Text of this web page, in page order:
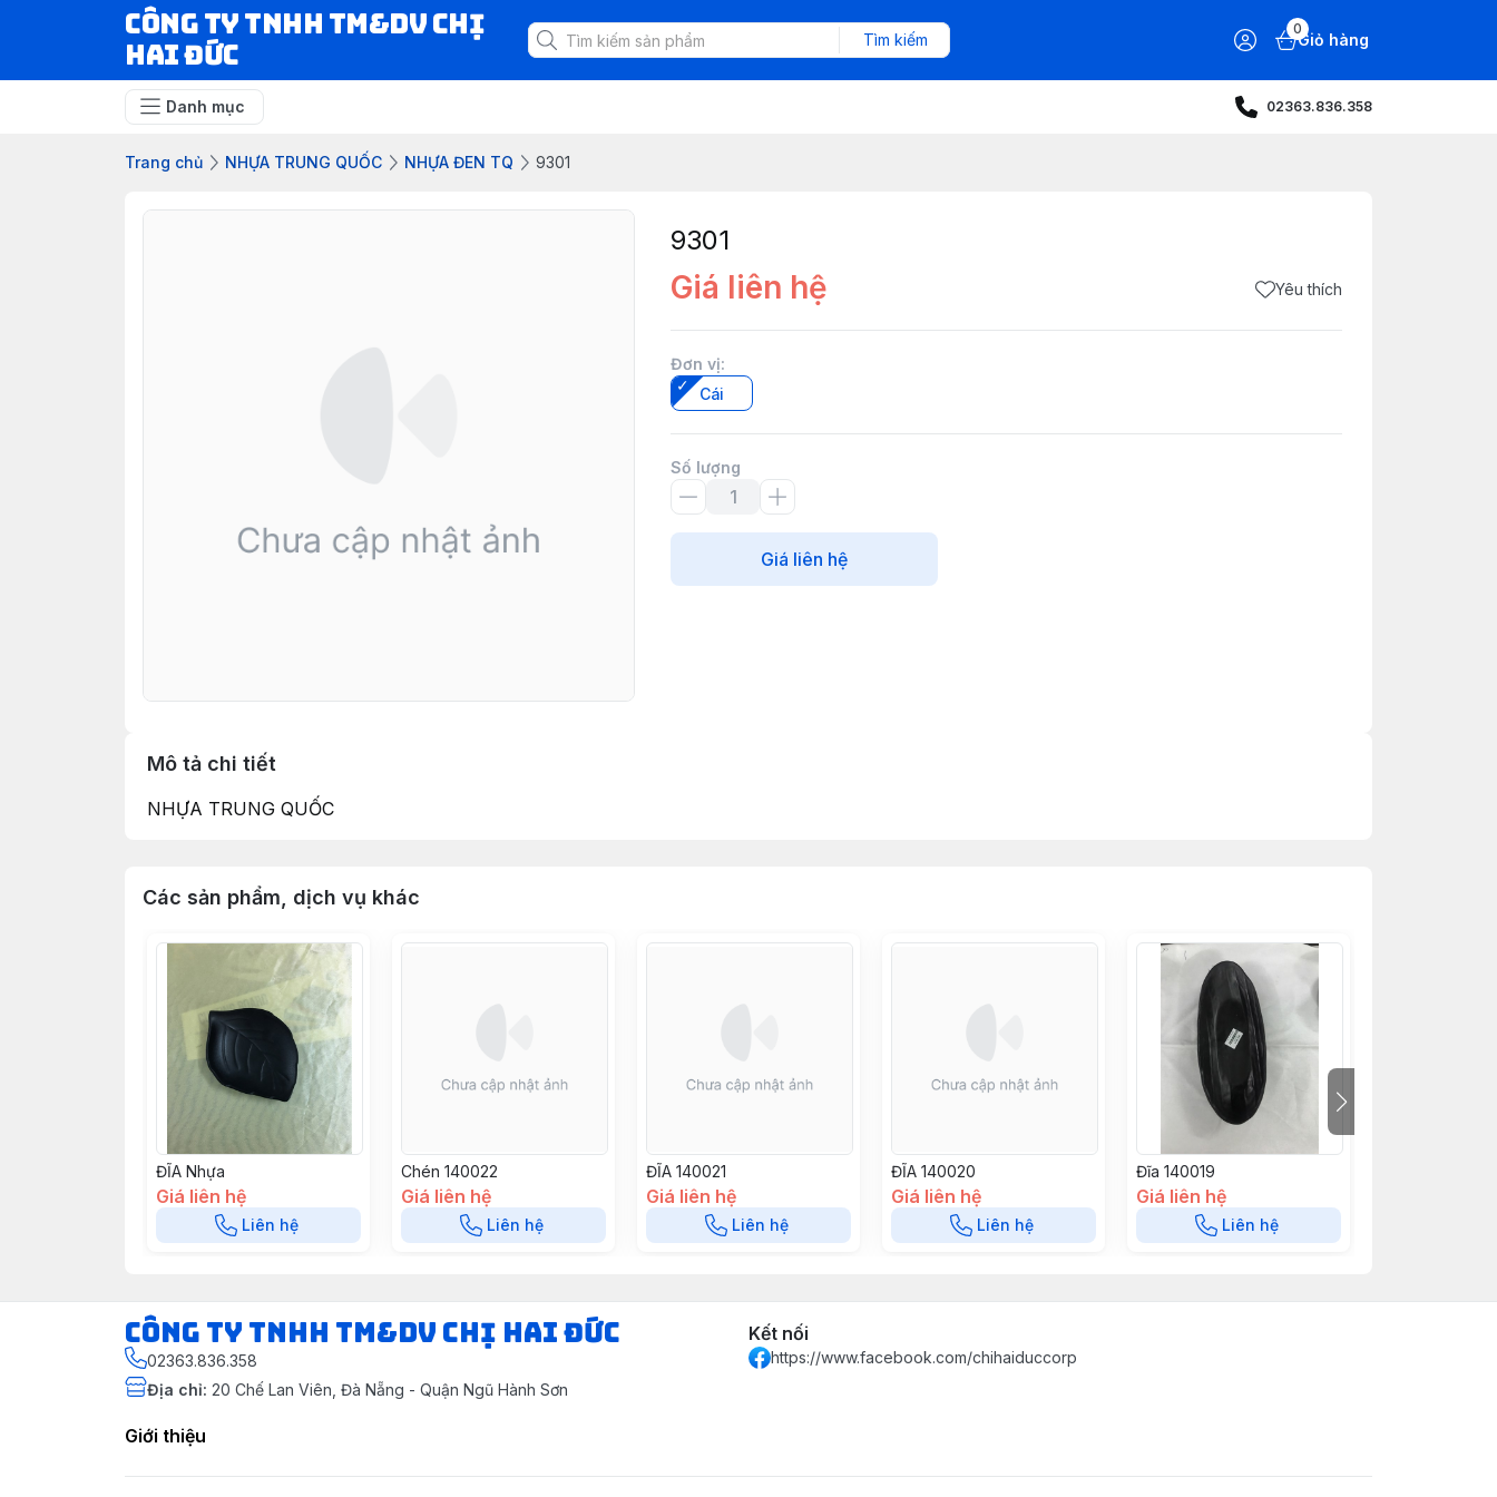
CÔNG TY TNHH TM&DV CHỊ
HAI ĐỨC
Tìm kiếm
0
Giỏ hàng
Danh mục 02363.836.358
Trang chủ NHỰA TRUNG QUỐC NHỰA ĐEN TQ 9301
9301
Giá liên hệ Yêu thích
Đơn vị:
Cái
Số lượng
Giá liên hệ
Mô tả chi tiết
NHỰA TRUNG QUỐC
Các sản phẩm, dịch vụ khác
ĐĨA Nhựa
Giá liên hệ
Liên hệ
Chén 140022
Giá liên hệ
Liên hệ
ĐĨA 140021
Giá liên hệ
Liên hệ
ĐĨA 140020
Giá liên hệ
Liên hệ
Đĩa 140019
Giá liên hệ
Liên hệ
CÔNG TY TNHH TM&DV CHỊ HAI ĐỨC
02363.836.358
Địa chỉ: 20 Chế Lan Viên, Đà Nẵng - Quận Ngũ Hành Sơn
Kết nối
https://www.facebook.com/chihaiduccorp
Giới thiệu